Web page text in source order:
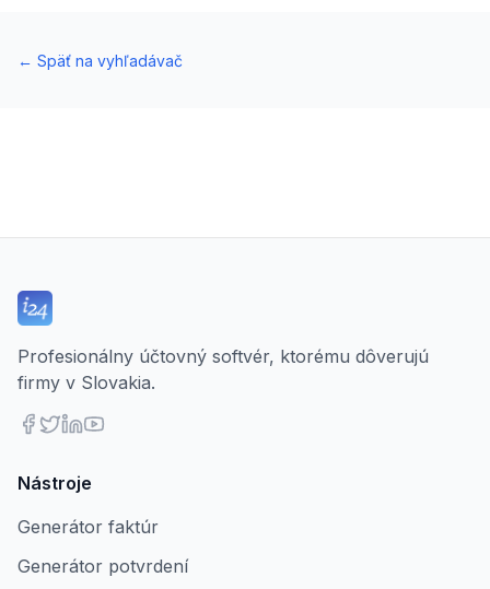
← Späť na vyhľadávač
Profesionálny účtovný softvér, ktorému dôverujú
firmy v Slovakia.
Nástroje
Generátor faktúr
Generátor potvrdení